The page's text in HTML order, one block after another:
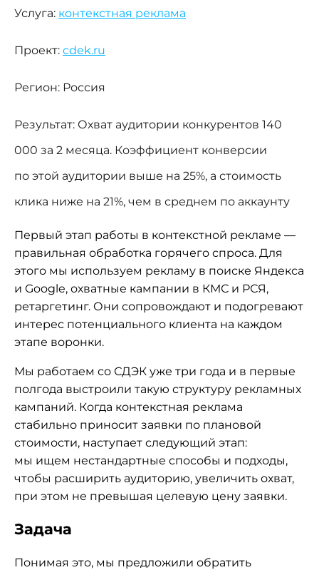
Услуга: контекстная реклама
Проект: cdek.ru
Регион: Россия
Результат: Охват аудитории конкурентов 140
000 за 2 месяца. Коэффициент конверсии
по этой аудитории выше на 25%, а стоимость
клика ниже на 21%, чем в среднем по аккаунту
Первый этап работы в контекстной рекламе —
правильная обработка горячего спроса. Для
этого мы используем рекламу в поиске Яндекса
и Google, охватные кампании в КМС и РСЯ,
ретаргетинг. Они сопровождают и подогревают
интерес потенциального клиента на каждом
этапе воронки.
Мы работаем со СДЭК уже три года и в первые
полгода выстроили такую структуру рекламных
кампаний. Когда контекстная реклама
стабильно приносит заявки по плановой
стоимости, наступает следующий этап:
мы ищем нестандартные способы и подходы,
чтобы расширить аудиторию, увеличить охват,
при этом не превышая целевую цену заявки.
Задача
Понимая это, мы предложили обратить